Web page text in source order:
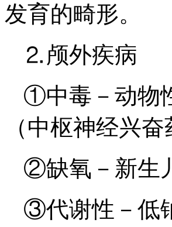
发育的畸形。
⒉颅外疾病
①中毒－动物
（中枢神经兴奋
②缺氧－新生
③代谢性－低